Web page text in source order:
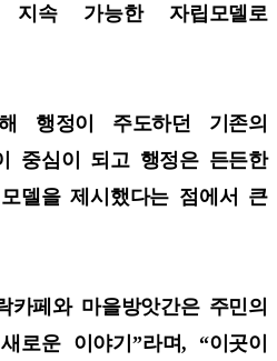
지속 가능한 자립모델로
행정이 주도하던 기존의
중심이 되고 행정은 든든한
델을 제시했다는 점에서 큰
카페와 마을방앗간은 주민의
로운 이야기”라며, “이곳이